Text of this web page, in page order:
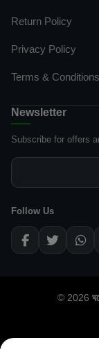
Return Policy
Privacy Policy
Terms & Conditions
Newsletter
Subscribe for offers
Follow Us
© 2026